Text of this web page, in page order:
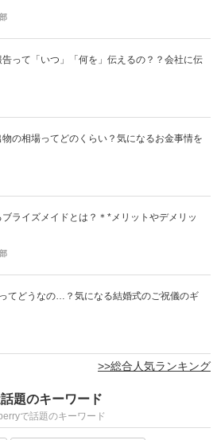
って「いつ」「何を」伝えるの？？会社に伝
の相場ってどのくらい？気になるお金事情を
ライズメイドとは？＊*メリットやデメリッ
てどうなの…？気になる結婚式のご祝儀のギ
>>総合人気ランキング
題のキーワード
で話題のキーワード